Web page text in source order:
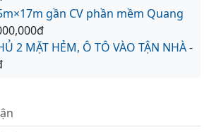
gần CV phần mềm Quang
2 MẶT HẺM, Ô TÔ VÀO TẬN NHÀ-